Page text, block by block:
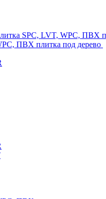
SPC, LVT, WPC, ПВХ
ПВХ плитка под дерево